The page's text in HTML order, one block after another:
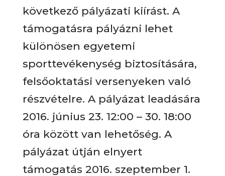
következő pályázati kiírást. A
támogatásra pályázni lehet
különösen egyetemi
sporttevékenység biztosítására,
felsőoktatási versenyeken való
részvételre. A pályázat leadására
2016. június 23. 12:00 – 30. 18:00
óra között van lehetőség. A
pályázat útján elnyert
támogatás 2016. szeptember 1.